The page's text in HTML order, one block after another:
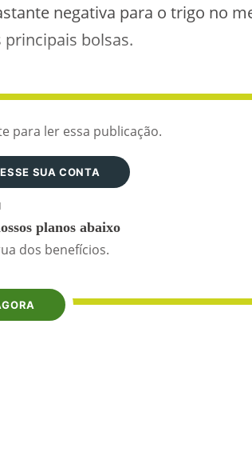
negativa para o trigo no
bolsas.
para ler essa publicação.
SUA CONTA
planos abaixo
dos benefícios.